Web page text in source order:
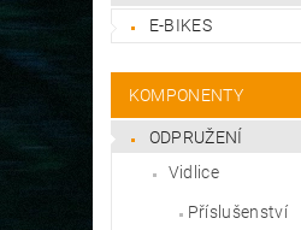
E-BIKES
KOMPONENTY
ODPRUŽENÍ
Vidlice
Příslušenství